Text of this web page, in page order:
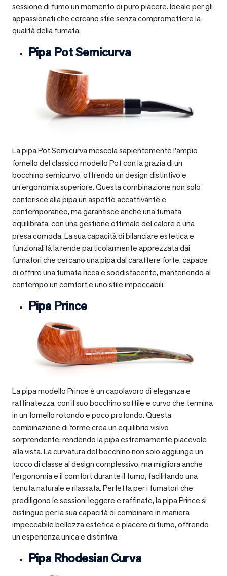
sessione di fumo un momento di puro piacere. Ideale per gli
appassionati che cercano stile senza compromettere la
qualità della fumata.
Pipa Pot Semicurva
La pipa Pot Semicurva mescola sapientemente l’ampio
fornello del classico modello Pot con la grazia di un
bocchino semicurvo, offrendo un design distintivo e
un’ergonomia superiore. Questa combinazione non solo
conferisce alla pipa un aspetto accattivante e
contemporaneo, ma garantisce anche una fumata
equilibrata, con una gestione ottimale del calore e una
presa comoda. La sua capacità di bilanciare estetica e
funzionalità la rende particolarmente apprezzata dai
fumatori che cercano una pipa dal carattere forte, capace
di offrire una fumata ricca e soddisfacente, mantenendo al
contempo un comfort e uno stile impeccabili.
Pipa Prince
La pipa modello Prince è un capolavoro di eleganza e
raffinatezza, con il suo bocchino sottile e curvo che termina
in un fornello rotondo e poco profondo. Questa
combinazione di forme crea un equilibrio visivo
sorprendente, rendendo la pipa estremamente piacevole
alla vista. La curvatura del bocchino non solo aggiunge un
tocco di classe al design complessivo, ma migliora anche
l’ergonomia e il comfort durante il fumo, facilitando una
tenuta naturale e rilassata. Perfetta per i fumatori che
prediligono le sessioni leggere e raffinate, la pipa Prince si
distingue per la sua capacità di combinare in maniera
impeccabile bellezza estetica e piacere di fumo, offrendo
un’esperienza unica e distintiva.
Pipa Rhodesian Curva